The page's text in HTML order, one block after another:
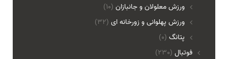
ورزش معلولان و جانبازان (10)
ورزش پهلوانی و زورخانه ای (32)
پتانگ (0)
(230) فوتبال